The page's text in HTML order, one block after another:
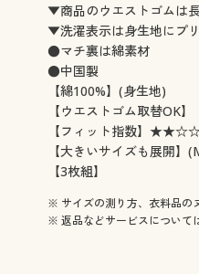
▼商品のウエストゴムは
▼洗濯表示は身生地にプ
●マチ裏は綿素材
●中国製
【綿100%】(身生地)
【ウエストゴム取替OK】
【フィット指数】
【大きいサイズも展開】
【3枚組】
※ サイズの測り方、衣料品の
※ 返品などサービスについて